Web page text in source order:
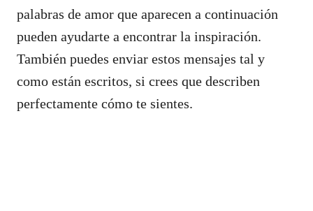
palabras de amor que aparecen a continuación
pueden ayudarte a encontrar la inspiración.
También puedes enviar estos mensajes tal y
como están escritos, si crees que describen
perfectamente cómo te sientes.